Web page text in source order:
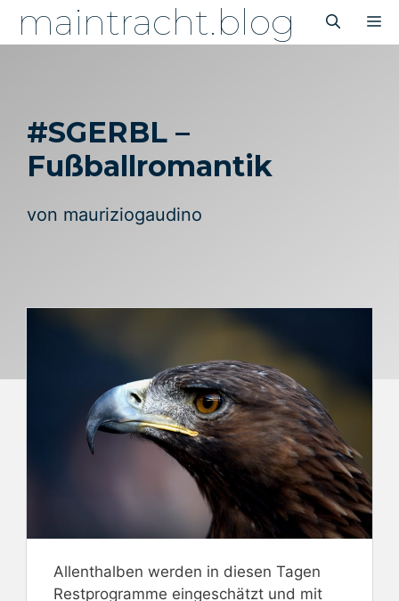
Inhaltmaintracht.blog
#SGERBL –
Fußballromantik
von mauriziogaudino
Allenthalben werden in diesen Tagen
Restprogramme eingeschätzt und mit